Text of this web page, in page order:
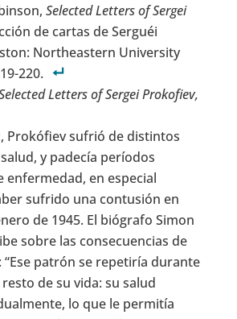
Selected Letters of Sergei
de cartas de Serguéi
Northeastern University
220.
Letters of Sergei Prokofiev,
Prokófiev sufrió de distintos
y padecía períodos
enfermedad, en especial
sufrido una contusión en
de 1945. El biógrafo Simon
sobre las consecuencias de
“Ese patrón se repetiría durante
de su vida: su salud
lo que le permitía